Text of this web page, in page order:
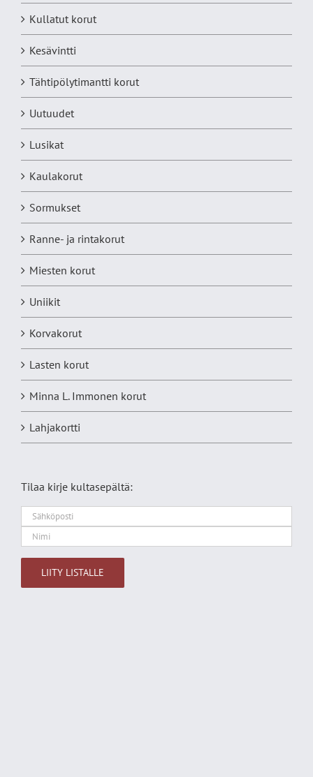
Kullatut korut
Kesävintti
Tähtipölytimantti korut
Uutuudet
Lusikat
Kaulakorut
Sormukset
Ranne- ja rintakorut
Miesten korut
Uniikit
Korvakorut
Lasten korut
Minna L. Immonen korut
Lahjakortti
Tilaa kirje kultasepältä: